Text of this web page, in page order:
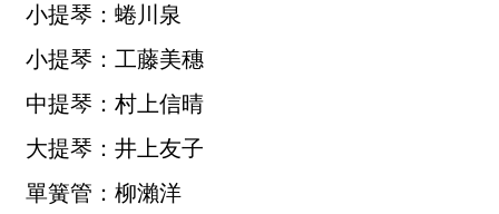
小提琴：蜷川泉
小提琴：工藤美穗
中提琴：村上信晴
大提琴：井上友子
單簧管：柳瀨洋